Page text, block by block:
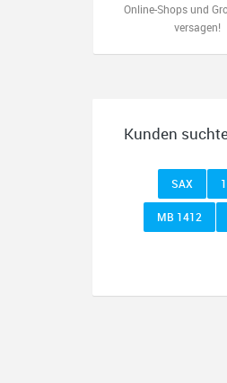
Online-Shops und
versagen!
Kunden
SAX
MB 1412